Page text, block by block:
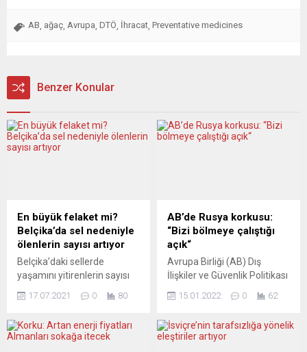
AB ağaç Avrupa DTÖ İhracat Preventative medicines
Benzer Konular
En büyük felaket mi?
Belçika’da sel nedeniyle
ölenlerin sayısı artıyor
Belçika’daki sellerde
yaşamını yitirenlerin sayısı
Temmuz’da bir günlük
hükümetinin, sellerde
yaşamını yitirenler için aldığı
17.07.2021 0 80
AB’de Rusya korkusu:
“Bizi bölmeye çalıştığı
açık“
Avrupa Birliği (AB) Dış
İlişkiler ve Güvenlik Politikası
Borrell, Ukrayna’daki
bizi bölmeye çalıştığı açık.
Rusya AB yokmuş gibi
15.01.2022 0 62